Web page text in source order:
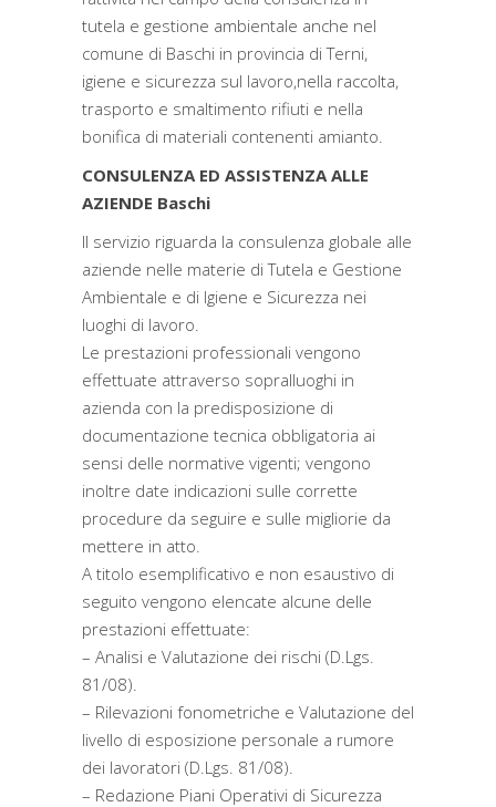
tutela e gestione ambientale anche nel
comune di Baschi in provincia di Terni,
igiene e sicurezza sul lavoro,nella raccolta,
trasporto e smaltimento rifiuti e nella
bonifica di materiali contenenti amianto.
CONSULENZA ED ASSISTENZA ALLE
AZIENDE Baschi
Il servizio riguarda la consulenza globale alle
aziende nelle materie di Tutela e Gestione
Ambientale e di Igiene e Sicurezza nei
luoghi di lavoro.
Le prestazioni professionali vengono
effettuate attraverso sopralluoghi in
azienda con la predisposizione di
documentazione tecnica obbligatoria ai
sensi delle normative vigenti; vengono
inoltre date indicazioni sulle corrette
procedure da seguire e sulle migliorie da
mettere in atto.
A titolo esemplificativo e non esaustivo di
seguito vengono elencate alcune delle
prestazioni effettuate:
– Analisi e Valutazione dei rischi (D.Lgs.
81/08).
– Rilevazioni fonometriche e Valutazione del
livello di esposizione personale a rumore
dei lavoratori (D.Lgs. 81/08).
– Redazione Piani Operativi di Sicurezza